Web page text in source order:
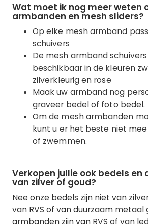
Wat moet ik nog meer weten
armbanden en mesh sliders?
Op elke mesh armband
schuivers
De mesh armband schuivers
beschikbaar in de kleuren
zilverkleurig en rose
Maak uw armband nog
graveer bedel of foto bedel.
Om de mesh armbanden
kunt u er het beste niet
of zwemmen.
Verkopen jullie ook bedels en
van zilver of goud?
Nee onze bedels zijn niet van
van RVS of van duurzaam metaal
armbanden zijn van RVS of van